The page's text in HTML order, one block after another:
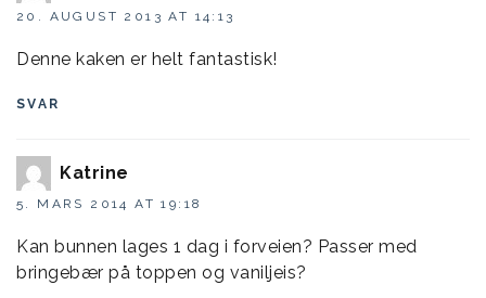
20. AUGUST 2013 AT 14:13
Denne kaken er helt fantastisk!
SVAR
Katrine
5. MARS 2014 AT 19:18
Kan bunnen lages 1 dag i forveien? Passer med
bringebær på toppen og vaniljeis?